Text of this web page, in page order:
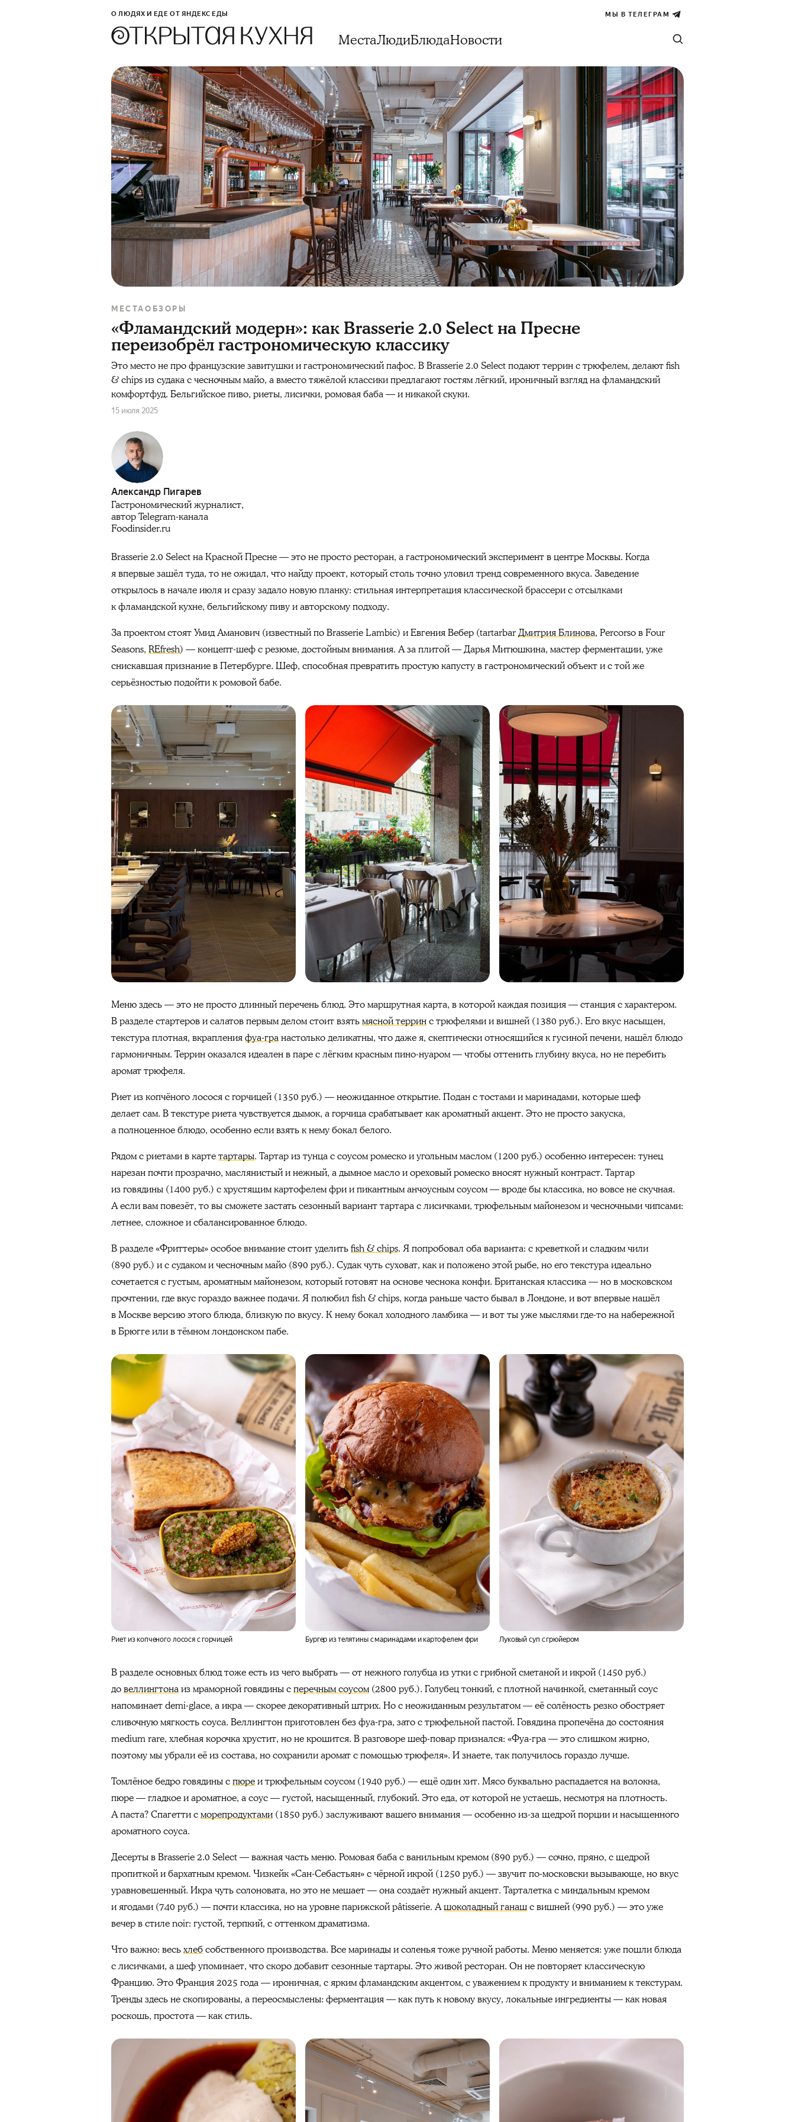
О ЛЮДЯХ И ЕДЕ ОТ ЯНДЕКС ЕДЫ МЫ В ТЕЛЕГРАМ
МестаЛюдиБлюдаНовости
МЕСТА ОБЗОРЫ
«Фламандский модерн»: как Brasserie 2.0 Select на Пресне
переизобрёл гастрономическую классику
Это место не про французские завитушки и гастрономический пафос. В Brasserie 2.0 Select подают террин с трюфелем, делают fish
& chips из судака с чесночным майо, а вместо тяжёлой классики предлагают гостям лёгкий, ироничный взгляд на фламандский
комфортфуд. Бельгийское пиво, риеты, лисички, ромовая баба — и никакой скуки.
15 июля 2025
Александр Пигарев
Гастрономический журналист,
автор Telegram-канала
Foodinsider.ru
Brasserie 2.0 Select на Красной Пресне — это не просто ресторан, а гастрономический эксперимент в центре Москвы. Когда
я впервые зашёл туда, то не ожидал, что найду проект, который столь точно уловил тренд современного вкуса. Заведение
открылось в начале июля и сразу задало новую планку: стильная интерпретация классической брассери с отсылками
к фламандской кухне, бельгийскому пиву и авторскому подходу.
За проектом стоят Умид Аманович (известный по Brasserie Lambic) и Евгения Вебер (tartarbarДмитрия Блинова, Percorso в Four
Seasons, REfresh) — концепт-шеф с резюме, достойным внимания. А за плитой — Дарья Митюшкина, мастер ферментации, уже
снискавшая признание в Петербурге. Шеф, способная превратить простую капусту в гастрономический объект и с той же
серьёзностью подойти к ромовой бабе.
Меню здесь — это не просто длинный перечень блюд. Это маршрутная карта, в которой каждая позиция — станция с характером.
В разделе стартеров и салатов первым делом стоит взятьмясной терринс трюфелями и вишней (1380 руб.). Его вкус насыщен,
текстура плотная, вкрапленияфуа-гранастолько деликатны, что даже я, скептически относящийся к гусиной печени, нашёл блюдо
гармоничным. Террин оказался идеален в паре с лёгким красным пино-нуаром — чтобы оттенить глубину вкуса, но не перебить
аромат трюфеля.
Риет из копчёного лосося с горчицей (1350 руб.) — неожиданное открытие. Подан с тостами и маринадами, которые шеф
делает сам. В текстуре риета чувствуется дымок, а горчица срабатывает как ароматный акцент. Это не просто закуска,
а полноценное блюдо, особенно если взять к нему бокал белого.
Рядом с риетами в картетартары. Тартар из тунца с соусом ромеско и угольным маслом (1200 руб.) особенно интересен: тунец
нарезан почти прозрачно, маслянистый и нежный, а дымное масло и ореховый ромеско вносят нужный контраст. Тартар
из говядины (1400 руб.) с хрустящим картофелем фри и пикантным анчоусным соусом — вроде бы классика, но вовсе не скучная.
А если вам повезёт, то вы сможете застать сезонный вариант тартара с лисичками, трюфельным майонезом и чесночными чипсами:
летнее, сложное и сбалансированное блюдо.
В разделе «Фриттеры» особое внимание стоит уделитьfish & chips. Я попробовал оба варианта: с креветкой и сладким чили
(890 руб.) и с судаком и чесночным майо (890 руб.). Судак чуть суховат, как и положено этой рыбе, но его текстура идеально
сочетается с густым, ароматным майонезом, который готовят на основе чеснока конфи. Британская классика — но в московском
прочтении, где вкус гораздо важнее подачи. Я полюбил fish & chips, когда раньше часто бывал в Лондоне, и вот впервые нашёл
в Москве версию этого блюда, близкую по вкусу. К нему бокал холодного ламбика — и вот ты уже мыслями где-то на набережной
в Брюгге или в тёмном лондонском пабе.
Риет из κопченогo лoсося c горчицей Бургер из телятины c маринадами и картофелем фри Луковый суп с грюйером
В разделе основных блюд тоже есть из чего выбрать — от нежного голубца из утки с грибной сметаной и икрой (1450 руб.)
довеллингтонаиз мраморной говядины сперечным соусом (2800 руб.). Голубец тонкий, с плотной начинкой, сметанный соус
напоминает demi-glace, а икра — скорее декоративный штрих. Но с неожиданным результатом — её солёность резко обостряет
сливочную мягкость соуса. Веллингтон приготовлен без фуа-гра, зато с трюфельной пастой. Говядина пропечёна до состояния
medium rare, хлебная корочка хрустит, но не крошится. В разговоре шеф-повар признался: «Фуа-гра — это слишком жирно,
поэтому мы убрали её из состава, но сохранили аромат с помощью трюфеля». И знаете, так получилось гораздо лучше.
Томлёное бедро говядины спюреи трюфельным соусом (1940 руб.) — ещё один хит. Мясо буквально распадается на волокна,
пюре — гладкое и ароматное, а соус — густой, насыщенный, глубокий. Это еда, от которой не устаешь, несмотря на плотность.
А паста? Спагетти сморепродуктами (1850 руб.) заслуживают вашего внимания — особенно из-за щедрой порции и насыщенного
ароматного соуса.
Десерты в Brasserie 2.0 Select — важная часть меню. Ромовая баба с ванильным кремом (890 руб.) — сочно, пряно, с щедрой
пропиткой и бархатным кремом. Чизкейк «Сан-Себастьян» с чёрной икрой (1250 руб.) — звучит по-московски вызывающе, но вкус
уравновешенный. Икра чуть солоновата, но это не мешает — она создаёт нужный акцент. Тарталетка с миндальным кремом
и ягодами (740 руб.) — почти классика, но на уровне парижской pâtisserie. Ашоколадный ганашс вишней (990 руб.) — это уже
вечер в стиле noir: густой, терпкий, с оттенком драматизма.
Что важно: весьхлебсобственного производства. Все маринады и соленья тоже ручной работы. Меню меняется: уже пошли блюда
с лисичками, а шеф упоминает, что скоро добавит сезонные тартары. Это живой ресторан. Он не повторяет классическую
Францию. Это Франция 2025 года — ироничная, с ярким фламандским акцентом, с уважением к продукту и вниманием к текстурам.
Тренды здесь не скопированы, а переосмыслены: ферментация — как путь к новому вкусу, локальные ингредиенты — как новая
роскошь, простота — как стиль.